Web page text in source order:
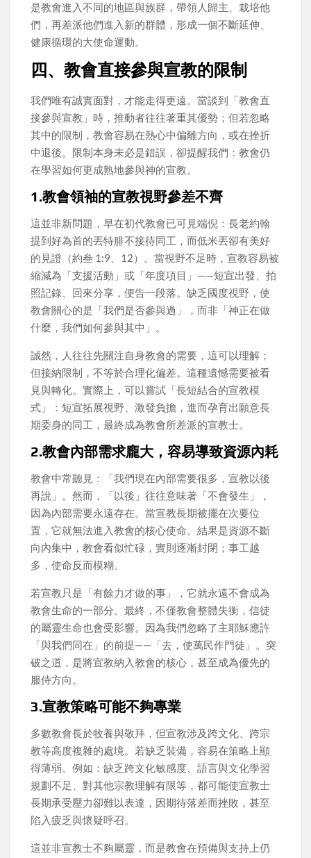
是教會進入不同的地區與族群，帶領人歸主、栽培他
們，再差派他們進入新的群體，形成一個不斷延伸、
健康循環的大使命運動。
四、教會直接參與宣教的限制
我們唯有誠實面對，才能走得更遠。當談到「教會直
接參與宣教」時，推動者往往著重其優勢；但若忽略
其中的限制，教會容易在熱心中偏離方向，或在挫折
中退後。限制本身未必是錯誤，卻提醒我們：教會仍
在學習如何更成熟地參與神的宣教。
1.教會領袖的宣教視野參差不齊
這並非新問題，早在初代教會已可見端倪：長老約翰
提到好為首的丟特腓不接待同工，而低米丟卻有美好
的見證（約叁 1:9、12）。當視野不足時，宣教容易被
縮減為「支援活動」或「年度項目」——短宣出發、拍
照記錄、回來分享，便告一段落。缺乏國度視野，使
教會關心的是「我們是否參與過」，而非「神正在做
什麼，我們如何參與其中」。
誠然，人往往先關注自身教會的需要，這可以理解；
但接納限制，不等於合理化偏差。這種遺憾需要被看
見與轉化。實際上，可以嘗試「長短結合的宣教模
式」：短宣拓展視野、激發負擔，進而孕育出願意長
期委身的同工，最終成為教會所差派的宣教士。
2.教會內部需求龐大，容易導致資源內耗
教會中常聽見：「我們現在內部需要很多，宣教以後
再說」。然而，「以後」往往意味著「不會發生」，
因為內部需要永遠存在。當宣教長期被擺在次要位
置，它就無法進入教會的核心使命。結果是資源不斷
向內集中，教會看似忙碌，實則逐漸封閉；事工越
多，使命反而模糊。
若宣教只是「有餘力才做的事」，它就永遠不會成為
教會生命的一部分。最終，不僅教會整體失衡，信徒
的屬靈生命也會受影響。因為我們忽略了主耶穌應許
「與我們同在」的前提——「去，使萬民作門徒」。突
破之道，是將宣教納入教會的核心，甚至成為優先的
服侍方向。
3.宣教策略可能不夠專業
多數教會長於牧養與敬拜，但宣教涉及跨文化、跨宗
教等高度複雜的處境。若缺乏裝備，容易在策略上顯
得薄弱。例如：缺乏跨文化敏感度、語言與文化學習
規劃不足、對其他宗教理解有限等，都可能使宣教士
長期承受壓力卻難以表達，因期待落差而挫敗，甚至
陷入疲乏與懷疑呼召。
這並非宣教士不夠屬靈，而是教會在預備與支持上仍